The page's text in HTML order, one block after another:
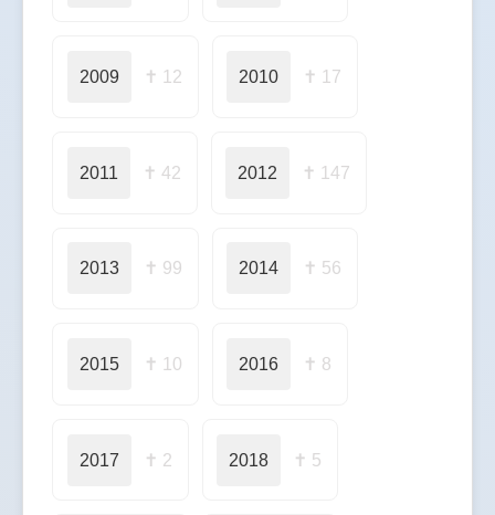
2009 ✝ 12 2010 ✝ 17
2011 ✝ 42 2012 ✝ 147
2013 ✝ 99 2014 ✝ 56
2015 ✝ 10 2016 ✝ 8
2017 ✝ 2 2018 ✝ 5